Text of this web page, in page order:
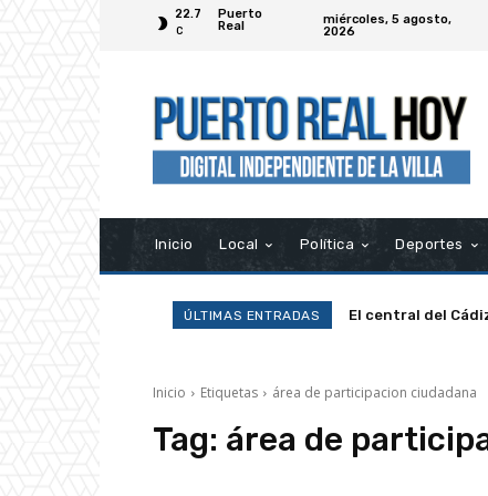
22.7
C
Puerto
Real
miércoles, 5 agosto,
2026
Inicio Local Política Deportes
ÚLTIMAS ENTRADAS El central del
Inicio Etiquetas área de participacion ciudadana
Tag: área de